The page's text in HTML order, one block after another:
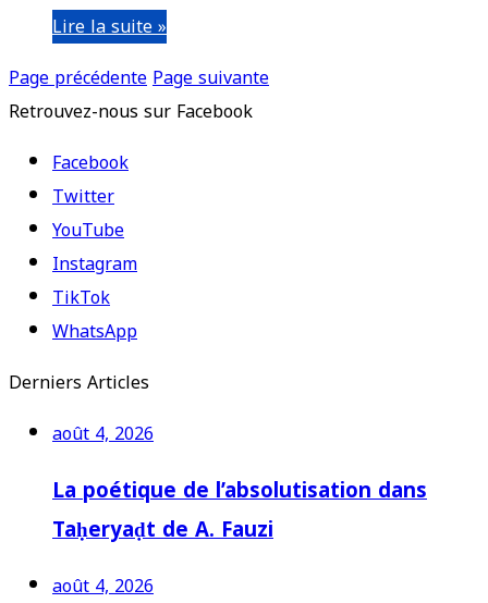
Lire la suite »
Page précédentePage suivante
Retrouvez-nous sur Facebook
Facebook
Twitter
YouTube
Instagram
TikTok
WhatsApp
Derniers Articles
août 4, 2026
La poétique de l’absolutisation dans
Taḥeryaḍt de A. Fauzi
août 4, 2026